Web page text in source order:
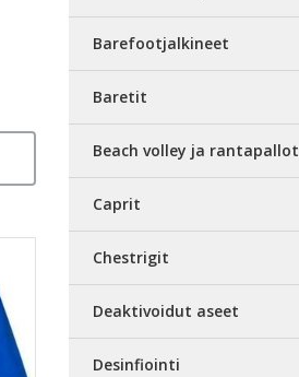
Barefootjalkineet
Baretit
Beach volley ja rantapallot
Caprit
Chestrigit
Deaktivoidut aseet
Desinfiointi